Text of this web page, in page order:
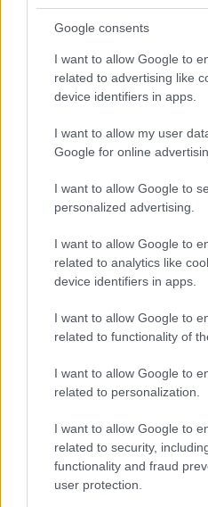
Google consents
I want to allow Google to
related to advertising like
device identifiers in apps.
I want to allow my user
Google for online
I want to allow Google to
personalized advertising.
I want to allow Google to
related to analytics like
device identifiers in apps.
I want to allow Google to
related to functionality of
I want to allow Google to
related to personalization.
I want to allow Google to
related to security,
functionality and fraud
user protection.
σχέση με την Αγία
μας ζήτημα και
δικαίωμα της
ελεύθεροι να
Ωστόσο, δεν μπορεί
κυριαρχικά μας
χρησιμοποιώντας
"προειδοποιούμε,
καταλήγει το τουρκικό
Νωρίτεραείχαμε μία
Πομπέο από τον
κυβερνώντος
Κουρτουλμούς
, ο
ενοχλημένος από την
συμβουλές ούτε
καθεστώς της Αγίας
κυριαρχίας για την
έκταση που έχει
στην Τουρκία, λίγες
εκδίκαση μίας